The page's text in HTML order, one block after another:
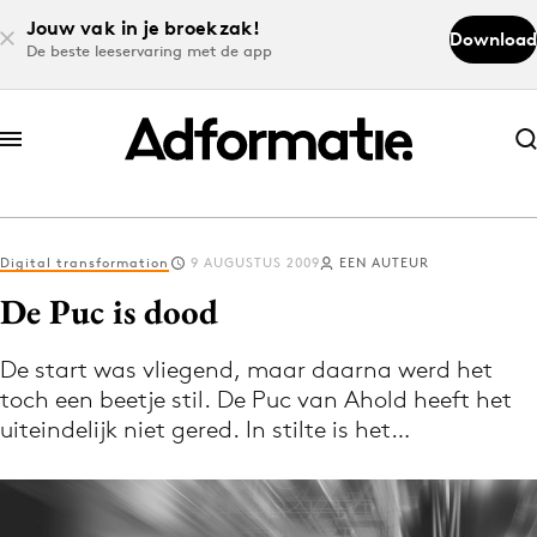
Jouw vak in je broekzak!
De beste leeservaring met de app
Download
Abonneer nu
Abonneer nu
Log in
Download de app
Volg het laatste nieuws via de Adformatie
Nieuws app
Digital transformation 9 AUGUSTUS 2009 EEN AUTEUR
De Puc is dood
De start was vliegend, maar daarna werd het
toch een beetje stil. De Puc van Ahold heeft het
uiteindelijk niet gered. In stilte is het…